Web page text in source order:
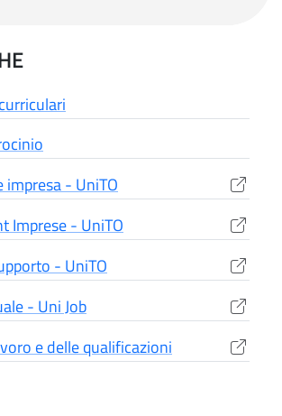
impresa - UniTO
finestra)
Imprese - UniTO
finestra)
- UniTO
finestra)
- Uni Job
finestra)
e delle qualificazioni
finestra)